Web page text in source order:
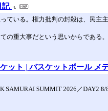
記
ている。権力批判の封殺は、民主
の重大事だという思いからであ
ット | バスケットボール メ
SAMURAI SUMMIT 2026／DAY2